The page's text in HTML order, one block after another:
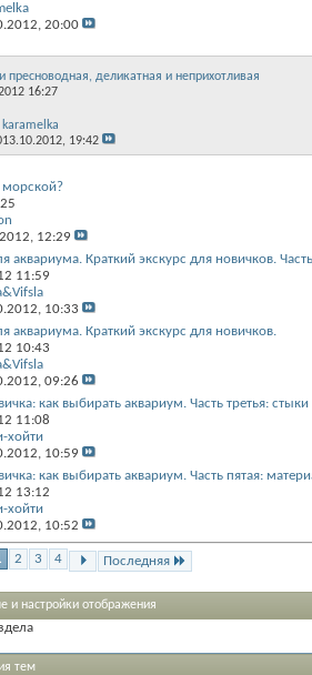
20:00
пресноводная, деликатная и неприхотливая
16:27
karamelka
13.10.2012, 19:42
12:29
аквариума. Краткий экскурс для новичков.
11:59
10:33
аквариума. Краткий экскурс для новичков.
10:43
09:26
как выбирать аквариум. Часть третья: стыки
11:08
хойти
10:59
как выбирать аквариум. Часть пятая:
13:12
хойти
10:52
2 3 4 Последняя
и настройки отображения
тем